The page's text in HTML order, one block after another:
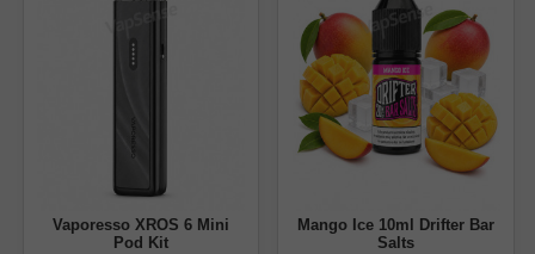
Vaporesso XROS 6 Mini
Pod Kit
Mango Ice 10ml Drifter Bar
Salts